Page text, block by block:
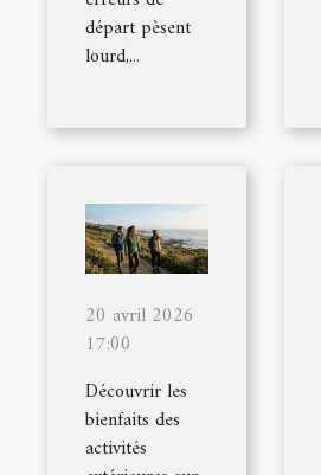
départ pèsent
lourd,...
20 avril 2026
17:00
Découvrir les
bienfaits des
activités